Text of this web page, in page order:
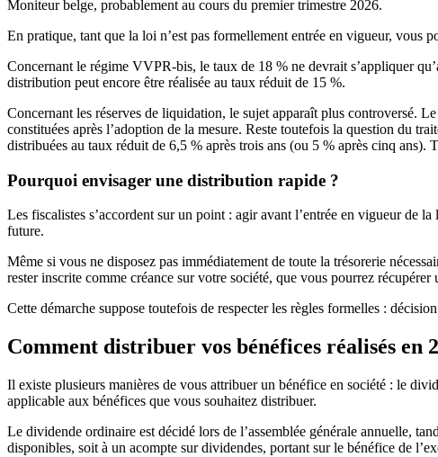
Moniteur belge, probablement au cours du premier trimestre 2026.
En pratique, tant que la loi n’est pas formellement entrée en vigueur, vous
Concernant le régime VVPR-bis, le taux de 18 % ne devrait s’appliquer
distribution peut encore être réalisée au taux réduit de 15 %.
Concernant les réserves de liquidation, le sujet apparaît plus controversé.
constituées après l’adoption de la mesure. Reste toutefois la question du
distribuées au taux réduit de 6,5 % après trois ans (ou 5 % après cinq
Pourquoi envisager une distribution rapide ?
Les fiscalistes s’accordent sur un point : agir avant l’entrée en vigueur de
future.
Même si vous ne disposez pas immédiatement de toute la trésorerie
rester inscrite comme créance sur votre société, que vous pourrez
Cette démarche suppose toutefois de respecter les règles formelles :
Comment distribuer vos bénéfices réalisés en
Il existe plusieurs manières de vous attribuer un bénéfice en société : le
applicable aux bénéfices que vous souhaitez distribuer.
Le dividende ordinaire est décidé lors de l’assemblée générale annuelle,
disponibles, soit à un acompte sur dividendes, portant sur le bénéfice de